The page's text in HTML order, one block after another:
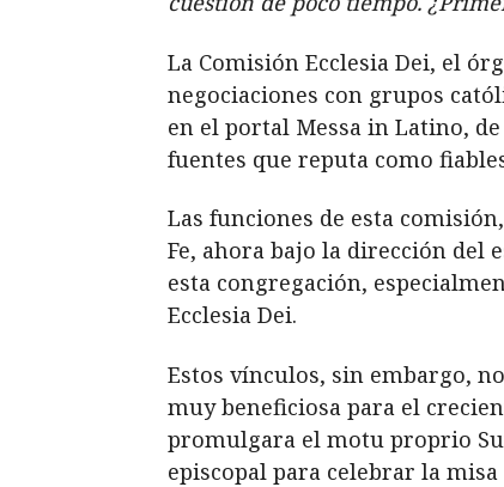
La Comisión Ecclesia Dei, el
negociaciones con grupos
en el portal Messa in Latino,
fuentes que reputa como
Las funciones de esta
Fe, ahora bajo la dirección del
esta congregación,
Ecclesia Dei.
Estos vínculos, sin embargo,
muy beneficiosa para el
promulgara el motu proprio
episcopal para celebrar la misa